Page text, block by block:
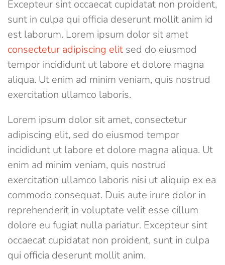
Excepteur sint occaecat cupidatat non proident,
sunt in culpa qui officia deserunt mollit anim id
est laborum. Lorem ipsum dolor sit amet
consectetur adipiscing elit sed do eiusmod
tempor incididunt ut labore et dolore magna
aliqua. Ut enim ad minim veniam, quis nostrud
exercitation ullamco laboris.
Lorem ipsum dolor sit amet, consectetur
adipiscing elit, sed do eiusmod tempor
incididunt ut labore et dolore magna aliqua. Ut
enim ad minim veniam, quis nostrud
exercitation ullamco laboris nisi ut aliquip ex ea
commodo consequat. Duis aute irure dolor in
reprehenderit in voluptate velit esse cillum
dolore eu fugiat nulla pariatur. Excepteur sint
occaecat cupidatat non proident, sunt in culpa
qui officia deserunt mollit anim.